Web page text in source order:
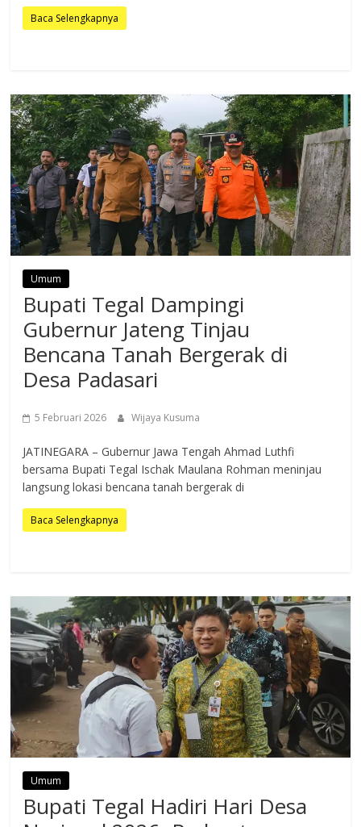
Baca Selengkapnya
Umum
Bupati Tegal Dampingi
Gubernur Jateng Tinjau
Bencana Tanah Bergerak di
Desa Padasari
5 Februari 2026 Wijaya Kusuma
JATINEGARA – Gubernur Jawa Tengah Ahmad Luthfi
bersama Bupati Tegal Ischak Maulana Rohman meninjau
langsung lokasi bencana tanah bergerak di
Baca Selengkapnya
Umum
Bupati Tegal Hadiri Hari Desa